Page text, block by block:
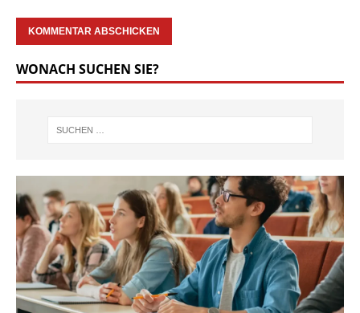
WONACH SUCHEN SIE?